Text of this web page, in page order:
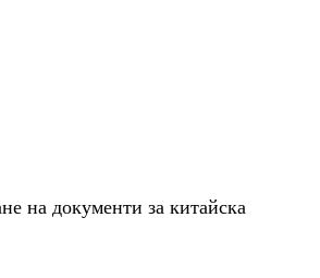
на документи за китайска